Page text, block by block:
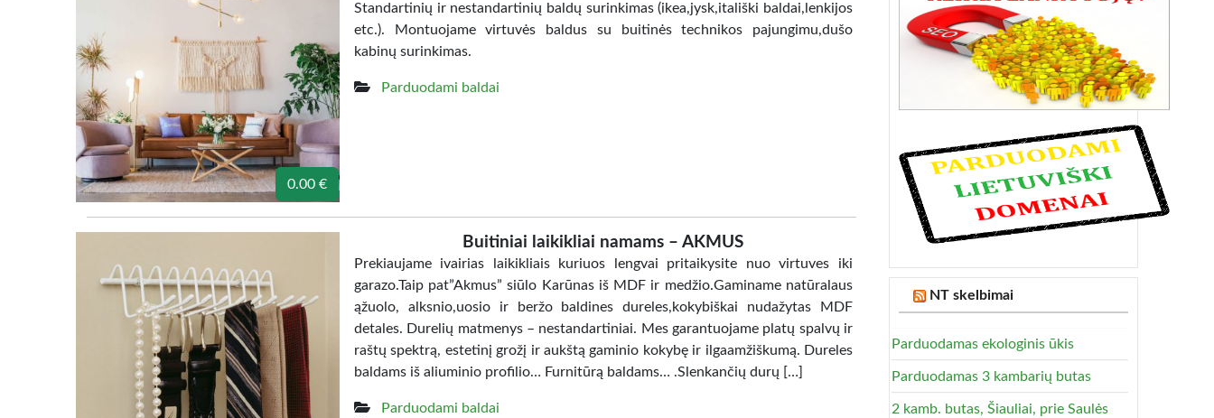
0.00 €
Standartinių ir nestandartinių baldų surinkimas (ikea,jysk,itališki baldai,lenkijos
etc.). Montuojame virtuvės baldus su buitinės technikos pajungimu,dušo
kabinų surinkimas.
Parduodami baldai
Buitiniai laikikliai namams – AKMUS
Prekiaujame ivairias laikikliais kuriuos lengvai pritaikysite nuo virtuves iki
garazo.Taip pat”Akmus” siūlo Karūnas iš MDF ir medžio.Gaminame natūralaus
ąžuolo, alksnio,uosio ir beržo baldines dureles,kokybiškai nudažytas MDF
detales. Durelių matmenys – nestandartiniai. Mes garantuojame platų spalvų ir
raštų spektrą, estetinį grožį ir aukštą gaminio kokybę ir ilgaamžiškumą. Dureles
baldams iš aliuminio profilio… Furnitūrą baldams… .Slenkančių durų […]
Parduodami baldai
NT skelbimai
Parduodamas ekologinis ūkis
Parduodamas 3 kambarių butas
2 kamb. butas, Šiauliai, prie Saulės